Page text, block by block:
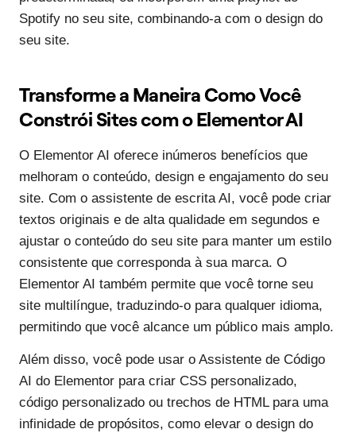
Spotify no seu site, combinando-a com o design do
seu site.
Transforme a Maneira Como Você
Constrói Sites com o Elementor AI
O Elementor AI oferece inúmeros benefícios que
melhoram o conteúdo, design e engajamento do seu
site. Com o assistente de escrita AI, você pode criar
textos originais e de alta qualidade em segundos e
ajustar o conteúdo do seu site para manter um estilo
consistente que corresponda à sua marca. O
Elementor AI também permite que você torne seu
site multilíngue, traduzindo-o para qualquer idioma,
permitindo que você alcance um público mais amplo.
Além disso, você pode usar o Assistente de Código
AI do Elementor para criar CSS personalizado,
código personalizado ou trechos de HTML para uma
infinidade de propósitos, como elevar o design do